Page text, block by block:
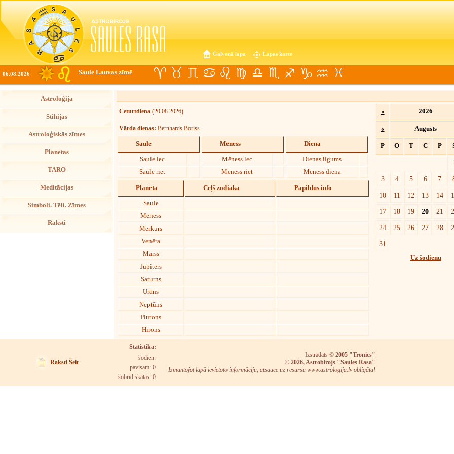
Galvenā lapa Lapas karte
06.08.2026 Saule Lauvas zīmē
Astroloģija
Stihijas
Astroloģiskās zīmes
Planētas
TARO
Meditācijas
Simboli. Tēli. Zīmes
Raksti
Ceturtdiena (20.08.2026)
Vārda dienas: Bernhards Boriss
Saule
Saule lec
Saule riet
Mēness
Mēness lec
Mēness riet
Diena
Dienas ilgums
Mēness diena
Planēta Ceļš zodiakā Papildus info
Saule
Mēness
Merkurs
Venēra
Marss
Jupiters
Saturns
Urāns
Neptūns
Plutons
Hīrons
« 2026
« Augusts
P O T C P
3
4 5 6 7
10
11 12 13 14
17
18 19 20 21
24
25 26 27 28
31
Uz šodienu
Raksti Šeit
Statistika:
šodien:
pavisam: 0
šobrīd skatās: 0
Izstrādāts © 2005 "Tronics"
© 2026, Astrobirojs "Saules Rasa"
Izmantojot lapā ievietoto informāciju, atsauce uz resursu www.astrologija.lv obligāta!